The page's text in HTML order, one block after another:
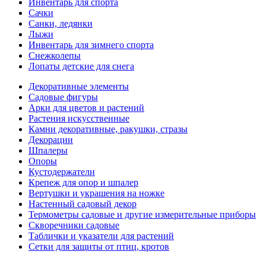
Инвентарь для спорта
Сачки
Санки, ледянки
Лыжи
Инвентарь для зимнего спорта
Снежколепы
Лопаты детские для снега
Декоративные элементы
Садовые фигуры
Арки для цветов и растений
Растения искусственные
Камни декоративные, ракушки, стразы
Декорации
Шпалеры
Опоры
Кустодержатели
Крепеж для опор и шпалер
Вертушки и украшения на ножке
Настенный садовый декор
Термометры садовые и другие измерительные приборы
Скворечники садовые
Таблички и указатели для растений
Сетки для защиты от птиц, кротов